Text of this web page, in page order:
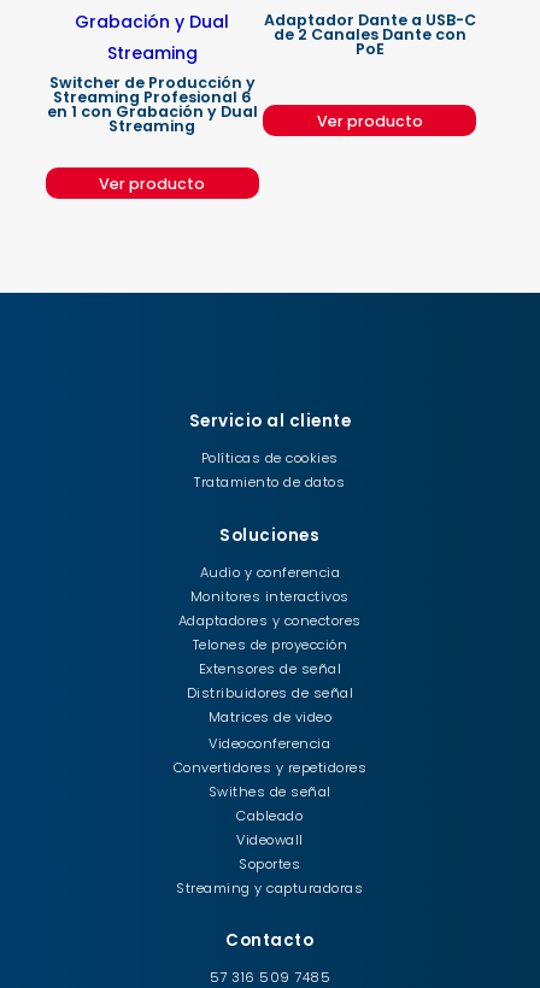
Switcher de Producción y
Streaming Profesional 6
en 1 con Grabación y Dual
Streaming
Ver producto
Adaptador Dante a USB-C
de 2 Canales Dante con
PoE
Ver producto
Servicio al cliente
Políticas de cookies
Tratamiento de datos
Soluciones
Audio y conferencia
Monitores interactivos
Adaptadores y conectores
Telones de proyección
Extensores de señal
Distribuidores de señal
Matrices de video
Videoconferencia
Convertidores y repetidores
Swithes de señal
Cableado
Videowall
Soportes
Streaming y capturadoras
Contacto
57 316 509 7485